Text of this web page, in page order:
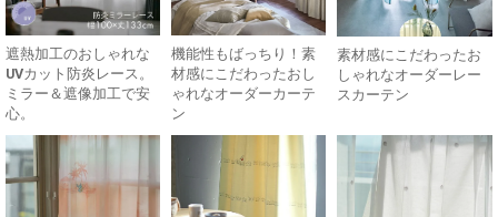
遮熱加工のおしゃれな
UVカット防炎レース。
ミラー＆遮像加工で安
心。
機能性もばっちり！素
材感にこだわったおし
ゃれなオーダーカーテ
ン
素材感にこだわったお
しゃれなオーダーレー
スカーテン